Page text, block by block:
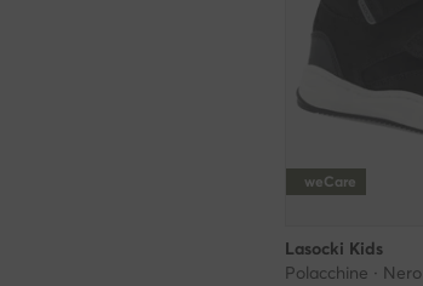
weCare
Lasocki Kids
Polacchine · Nero